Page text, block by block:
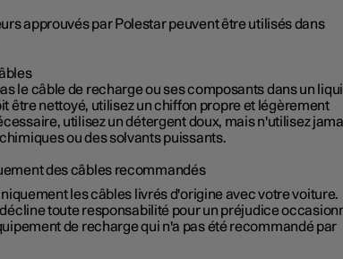
approuvés par Polestar peuvent être utilisés dans
le câble de recharge ou ses composants dans un
être nettoyé, utilisez un chiffon propre et légèrement
utilisez un détergent doux, mais n'utilisez
ou des solvants puissants.
des câbles recommandés
les câbles livrés d'origine avec votre voiture.
toute responsabilité pour un préjudice
de recharge qui n'a pas été recommandé par